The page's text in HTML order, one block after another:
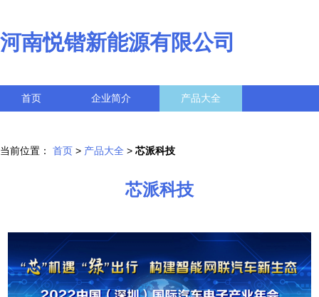
河南悦锴新能源有限公司
首页 企业简介 产品大全
当前位置： 首页 > 产品大全 > 芯派科技
芯派科技